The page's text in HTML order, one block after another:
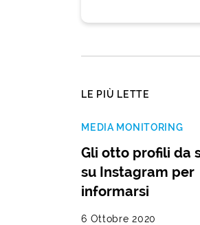
LE PIÙ LETTE
MEDIA MONITORING
Gli otto profili da
su Instagram per
informarsi
6 Ottobre 2020